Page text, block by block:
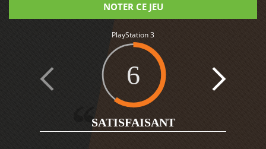
NOTER CE JEU
PlayStation 3
6
SATISFAISANT